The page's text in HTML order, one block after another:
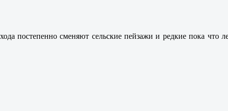
постепенно сменяют сельские пейзажи и редкие пока